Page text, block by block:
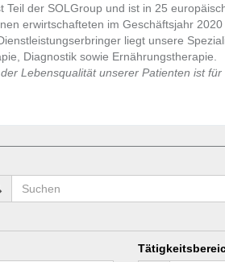
Teil der SOLGroup und ist in 25
erwirtschafteten im Geschäftsjahr
liegt unsere
Diagnostik sowie Ernährungstherapie.
Lebensqualität unserer Patienten ist für